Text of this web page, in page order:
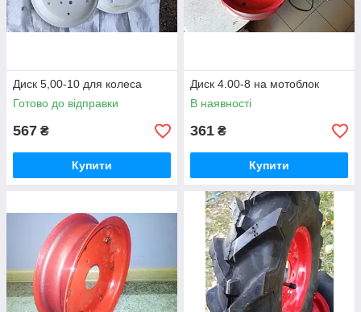
Диск 5,00-10 для колеса
Готово до відправки
567 ₴
Купити
Диск 4.00-8 на мотоблок
В наявності
361 ₴
Купити